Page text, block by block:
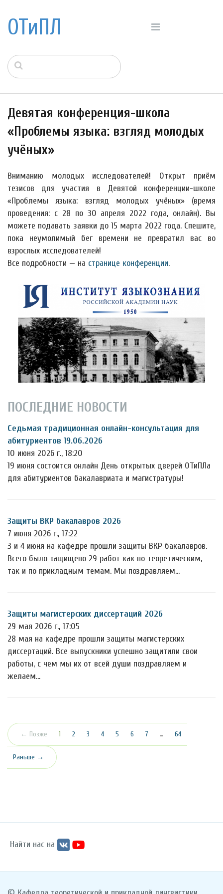
ОТиПЛ
Девятая конференция-школа
«Проблемы языка: взгляд молодых
учёных»
Вниманию молодых исследователей! Открыт приём
тезисов для участия в Девятой конференции-школе
«Проблемы языка: взгляд молодых учёных» (время
проведения: с 28 по 30 апреля 2022 года, онлайн). Вы
можете подавать заявки до 15 марта 2022 года. Спешите,
пока неумолимый бег времени не превратил вас во
взрослых исследователей!
Все подробности — на странице конференции.
ПОСЛЕДНИЕ НОВОСТИ
Седьмая традиционная онлайн-консультация для
абитуриентов 19.06.2026
10 июня 2026 г., 18:20
19 июня состоится онлайн День открытых дверей ОТиПЛа
для абитуриентов бакалавриата и магистратуры!
Защиты ВКР бакалавров 2026
7 июня 2026 г., 17:22
3 и 4 июня на кафедре прошли защиты ВКР бакалавров.
Всего было защищено 29 работ как по теоретическим,
так и по прикладным темам. Мы поздравляем…
Защиты магистерских диссертаций 2026
29 мая 2026 г., 17:05
28 мая на кафедре прошли защиты магистерских
диссертаций. Все выпускники успешно защитили свои
работы, с чем мы их от всей души поздравляем и
желаем…
← Позже 1 (текущая)
2 3 4 5 6 7 … 64
Раньше →
Найти нас на